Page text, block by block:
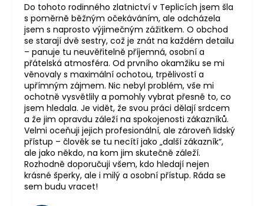
Do tohoto rodinného zlatnictví v Teplicích jsem šla
s poměrně běžným očekáváním, ale odcházela
jsem s naprosto výjimečným zážitkem. O obchod
se starají dvě sestry, což je znát na každém detailu
– panuje tu neuvěřitelně příjemná, osobní a
přátelská atmosféra. Od prvního okamžiku se mi
věnovaly s maximální ochotou, trpělivostí a
upřímným zájmem. Nic nebyl problém, vše mi
ochotně vysvětlily a pomohly vybrat přesně to, co
jsem hledala. Je vidět, že svou práci dělají srdcem
a že jim opravdu záleží na spokojenosti zákazníků.
Velmi oceňuji jejich profesionální, ale zároveň lidský
přístup – člověk se tu necítí jako „další zákazník“,
ale jako někdo, na kom jim skutečně záleží.
Rozhodně doporučuji všem, kdo hledají nejen
krásné šperky, ale i milý a osobní přístup. Ráda se
sem budu vracet!